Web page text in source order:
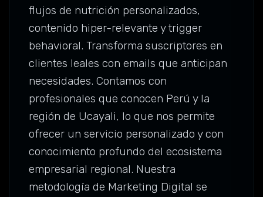
flujos de nutrición personalizados,
contenido hiper-relevante y trigger
behavioral. Transforma suscriptores en
clientes leales con emails que anticipan
necesidades. Contamos con
profesionales que conocen Perú y la
región de Ucayali, lo que nos permite
ofrecer un servicio personalizado y con
conocimiento profundo del ecosistema
empresarial regional. Nuestra
metodología de Marketing Digital se